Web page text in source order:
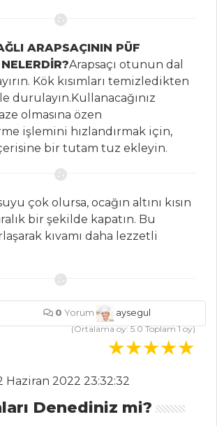
İLE
Tüm
ARAPSAÇININ PÜF
Arapsaçı otunun dal
Kök kısımları temizledikten
durulayın.Kullanacağınız
olmasına özen
işlemini hızlandırmak için,
bir tutam tuz ekleyin.
çok olursa, ocağın altını kısın
bir şekilde kapatın. Bu
kıvamı daha lezzetli
0 Yorum
aysegul
(Ortalama oy:5.0Toplam1oy)
Haziran 2022 23:32:32
Denediniz mi?